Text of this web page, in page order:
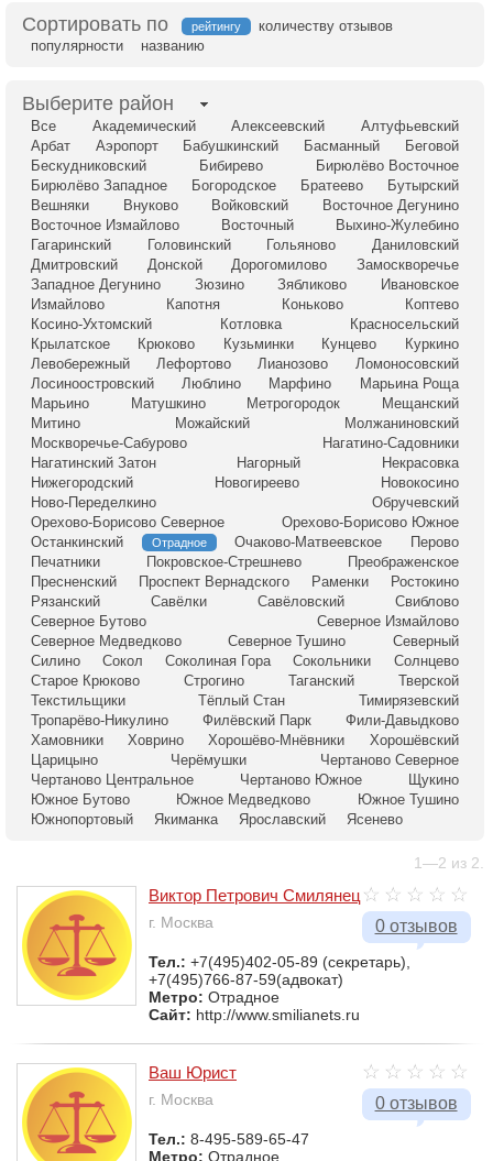
Сортировать по рейтингу
количеству отзывов
популярности
названию
Выберите район
Все Академический Алексеевский
Алтуфьевский
Арбат
Аэропорт Бабушкинский Басманный
Беговой
Бескудниковский
Бибирево
Бирюлёво Восточное
Бирюлёво Западное
Богородское Братеево
Бутырский
Вешняки
Внуково Войковский
Восточное Дегунино
Восточное Измайлово
Восточный
Выхино-Жулебино
Гагаринский
Головинский Гольяново
Даниловский
Дмитровский
Донской Дорогомилово
Замоскворечье
Западное Дегунино
Зюзино Зябликово
Ивановское
Измайлово
Капотня Коньково
Коптево
Косино-Ухтомский
Котловка
Красносельский
Крылатское
Крюково Кузьминки Кунцево
Куркино
Левобережный
Лефортово Лианозово
Ломоносовский
Лосиноостровский
Люблино Марфино
Марьина Роща
Марьино
Матушкино Метрогородок
Мещанский
Митино
Можайский
Молжаниновский
Москворечье-Сабурово
Нагатино-Садовники
Нагатинский Затон
Нагорный
Некрасовка
Нижегородский
Новогиреево
Новокосино
Ново-Переделкино
Обручевский
Орехово-Борисово Северное
Орехово-Борисово Южное
Останкинский
Отрадное Очаково-Матвеевское
Перово
Печатники
Покровское-Стрешнево
Преображенское
Пресненский
Проспект Вернадского Раменки
Ростокино
Рязанский
Савёлки Савёловский
Свиблово
Северное Бутово
Северное Измайлово
Северное Медведково
Северное Тушино
Северный
Силино
Сокол Соколиная Гора Сокольники
Солнцево
Старое Крюково
Строгино Таганский
Тверской
Текстильщики
Тёплый Стан
Тимирязевский
Тропарёво-Никулино
Филёвский Парк
Фили-Давыдково
Хамовники
Ховрино Хорошёво-Мнёвники
Хорошёвский
Царицыно
Черёмушки
Чертаново Северное
Чертаново Центральное
Чертаново Южное
Щукино
Южное Бутово
Южное Медведково
Южное Тушино
Южнопортовый
Якиманка Ярославский Ясенево
1—2 из 2.
0 отзывов
Виктор Петрович Смилянец
г. Москва
Тел.: +7(495)402-05-89 (секретарь),
+7(495)766-87-59(адвокат)
Метро: Отрадное
Сайт: http://www.smilianets.ru
0 отзывов
Ваш Юрист
г. Москва
Тел.: 8-495-589-65-47
Метро: Отрадное